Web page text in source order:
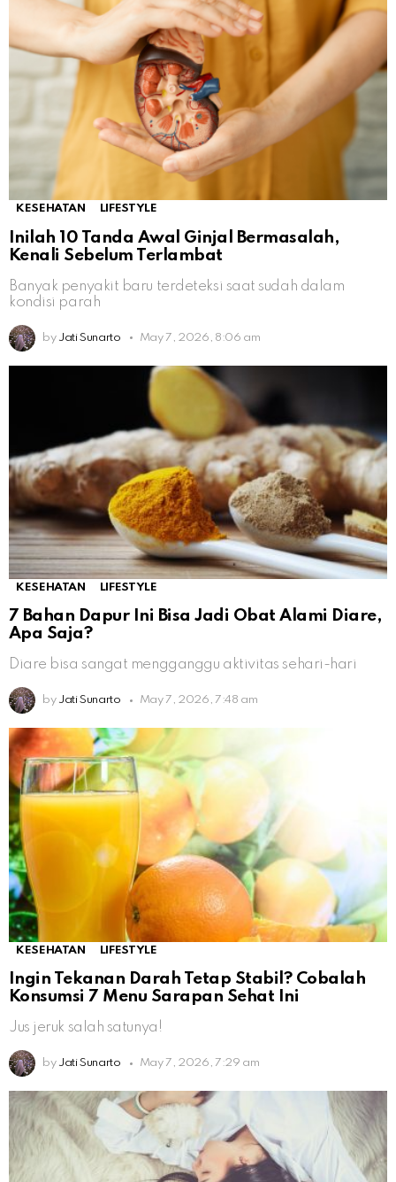
KESEHATAN LIFESTYLE
Inilah 10 Tanda Awal Ginjal Bermasalah,
Kenali Sebelum Terlambat
Banyak penyakit baru terdeteksi saat sudah dalam
kondisi parah
by Jati Sunarto May 7, 2026, 8:06 am
KESEHATAN LIFESTYLE
7 Bahan Dapur Ini Bisa Jadi Obat Alami Diare,
Apa Saja?
Diare bisa sangat mengganggu aktivitas sehari-hari
by Jati Sunarto May 7, 2026, 7:48 am
KESEHATAN LIFESTYLE
Ingin Tekanan Darah Tetap Stabil? Cobalah
Konsumsi 7 Menu Sarapan Sehat Ini
Jus jeruk salah satunya!
by Jati Sunarto May 7, 2026, 7:29 am